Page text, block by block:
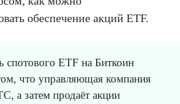
обеспечение акций ETF.
спотового ETF на Биткоин
что управляющая компания
а затем продаёт акции